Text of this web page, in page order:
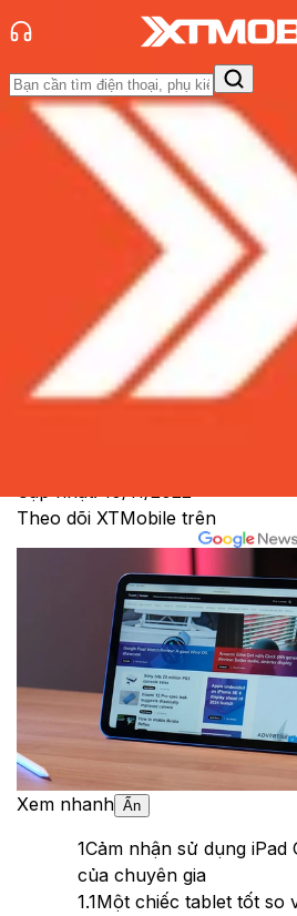
Trang chủ
Tin tức
Đánh Giá - Trên Tay
Đánh Giá - Trên TaySo
Hỏi đáp App - Game
hàng - Sự kiện
Đánh giá từ chuyên
về iPad Gen 10 sau
Cập nhật:10/11/2022
Theo dõi XTMobile trên
Xem nhanh Ẩn
1Cảm nhận sử dụng iPad
của chuyên gia
1.1Một chiếc tablet tốt so